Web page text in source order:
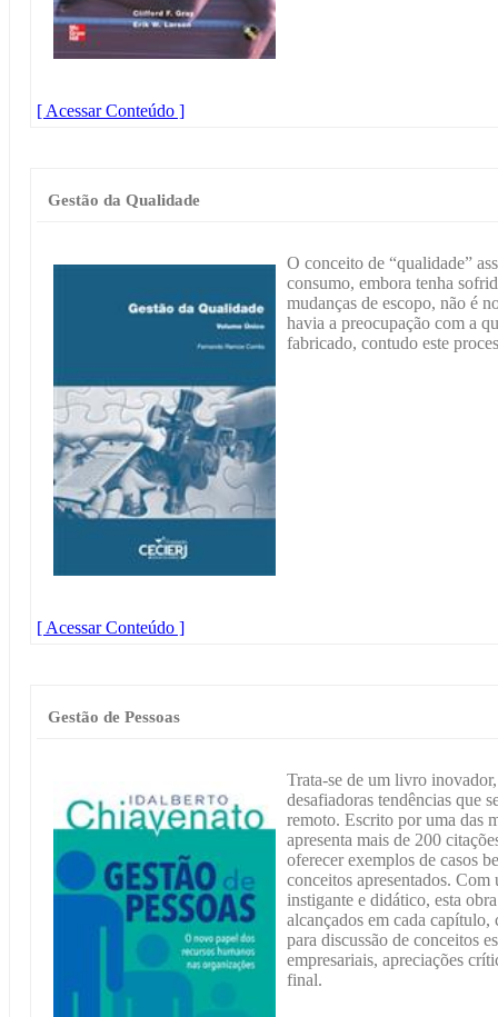
[ Acessar Conteúdo ]
Gestão da Qualidade
O conceito de “qualidade”
consumo, embora tenha
mudanças de escopo, não é
havia a preocupação com a
fabricado, contudo este
[ Acessar Conteúdo ]
Gestão de Pessoas
Trata-se de um livro
desafiadoras tendências que
remoto. Escrito por uma das
apresenta mais de 200
oferecer exemplos de casos
conceitos apresentados.
instigante e didático, esta
alcançados em cada capítulo,
para discussão de conceitos
empresariais, apreciações
final.